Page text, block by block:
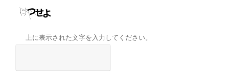
上に表示された文字を入力してください。